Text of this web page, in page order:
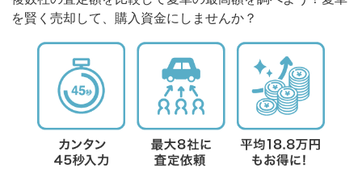
を賢く売却して、購入資金にしませんか？